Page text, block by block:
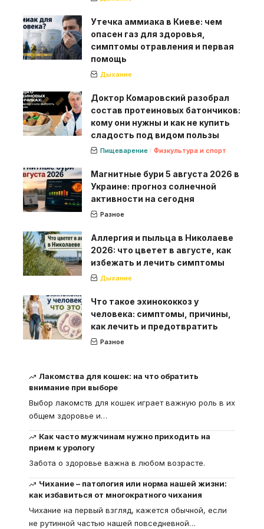
Утечка аммиака в Киеве: чем
опасен газ для здоровья,
симптомы отравления и первая
помощь
Дыхание
Доктор Комаровский разобрал
состав протеиновых батончиков:
кому они нужны и как не купить
сладость под видом пользы
Пищеварение Физкультура и спорт
Магнитные бури 5 августа 2026 в
Украине: прогноз солнечной
активности на сегодня
Разное
Аллергия и пыльца в Николаеве
2026: что цветет в августе, как
избежать и лечить симптомы
Дыхание
Что такое эхинококкоз у
человека: симптомы, причины,
как лечить и предотвратить
Разное
Лакомства для кошек: на что обратить
внимание при выборе
Выбор лакомств для кошек играет важную роль в их
общем здоровье и…
Как часто мужчинам нужно приходить на
прием к урологу
Забота о здоровье важна в любом возрасте.
Чихание – патология или норма нашей жизни:
как избавиться от многократного чихания
Чихание на первый взгляд, кажется обычной, если
не рутинной частью нашей повседневной…